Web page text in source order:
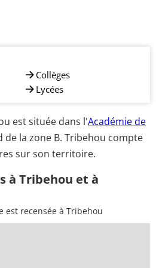
Collèges
Lycées
est située dans l'Académie de
de la zone B. Tribehou compte
sur son territoire.
à Tribehou et à
est recensée à Tribehou